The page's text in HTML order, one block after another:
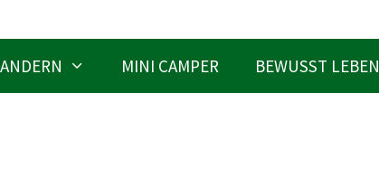
MINI CAMPER BEWUSST LEBEN